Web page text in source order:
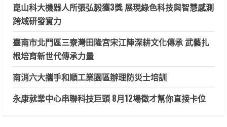
崑山科大機器人所張弘毅獲3獎 展現綠色科技與智慧感測
跨域研發實力
臺南市北門區三寮灣田隆宮宋江陣深耕文化傳承 武藝扎
根培育新世代傳承力量
南消六大攜手和順工業園區辦理防災士培訓
永康就業中心串聯科技巨頭 8月12場徵才幫你直接卡位